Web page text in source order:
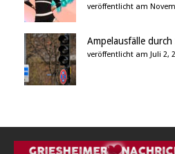
veröffentlicht am
Ampelausfälle
veröffentlicht am Juli 2,